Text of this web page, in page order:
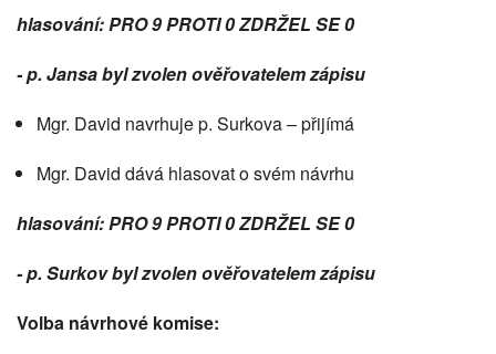
hlasování: PRO 9 PROTI 0 ZDRŽEL SE 0
- p. Jansa byl zvolen ověřovatelem zápisu
Mgr. David navrhuje p. Surkova – přijímá
Mgr. David dává hlasovat o svém návrhu
hlasování: PRO 9 PROTI 0 ZDRŽEL SE 0
- p. Surkov byl zvolen ověřovatelem zápisu
Volba návrhové komise: